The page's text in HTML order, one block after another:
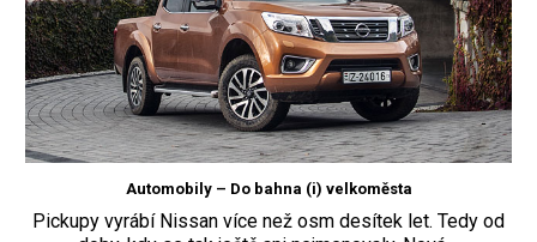
Automobily – Do bahna (i) velkoměsta
Pickupy vyrábí Nissan více než osm desítek let. Tedy od